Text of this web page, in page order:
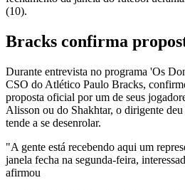
(10).
Bracks confirma
Durante entrevista no programa 'Os
CSO do Atlético Paulo Bracks,
proposta oficial por um de seus
Alisson ou do Shakhtar, o dirigente
tende a se desenrolar.
"A gente está recebendo aqui um
janela fecha na segunda-feira,
afirmou